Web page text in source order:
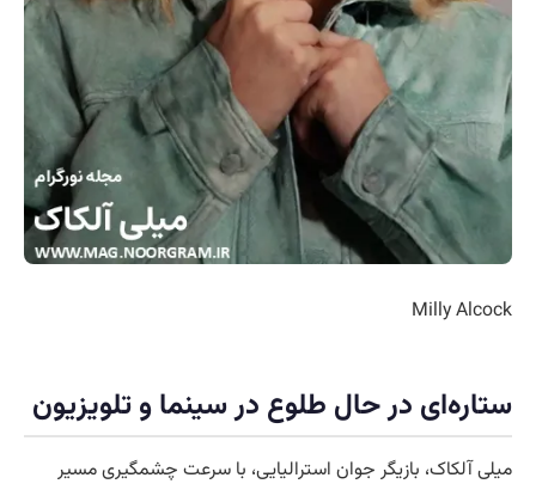
Milly Alcock
ستاره‌ای در حال طلوع در سینما و تلویزیون
میلی آلکاک، بازیگر جوان استرالیایی، با سرعت چشمگیری مسیر